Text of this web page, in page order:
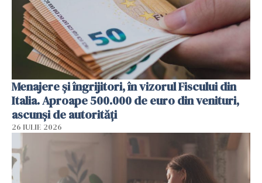
Menajere și îngrijitori, în vizorul Fiscului din
Italia. Aproape 500.000 de euro din venituri,
ascunși de autorități
26 IULIE 2026